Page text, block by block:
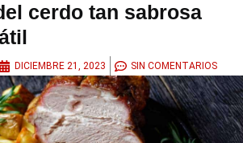
cerdo tan sabrosa
DICIEMBRE 21, 2023 SIN COMENTARIOS